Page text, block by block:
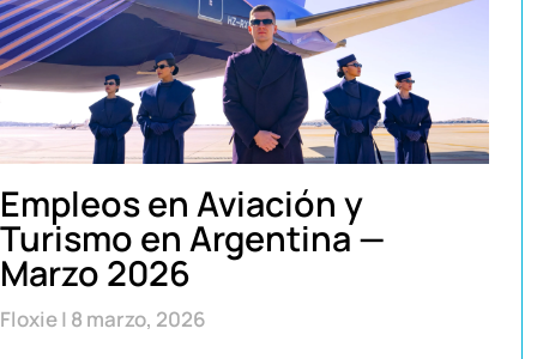
Empleos en Aviación y
Turismo en Argentina —
Marzo 2026
Floxie 8 marzo, 2026